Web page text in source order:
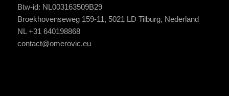
Btw-id: NL003163509B29
Broekhovenseweg 159-11, 5021 LD Tilburg, Nederland
NL +31 640198868
contact@omerovic.eu